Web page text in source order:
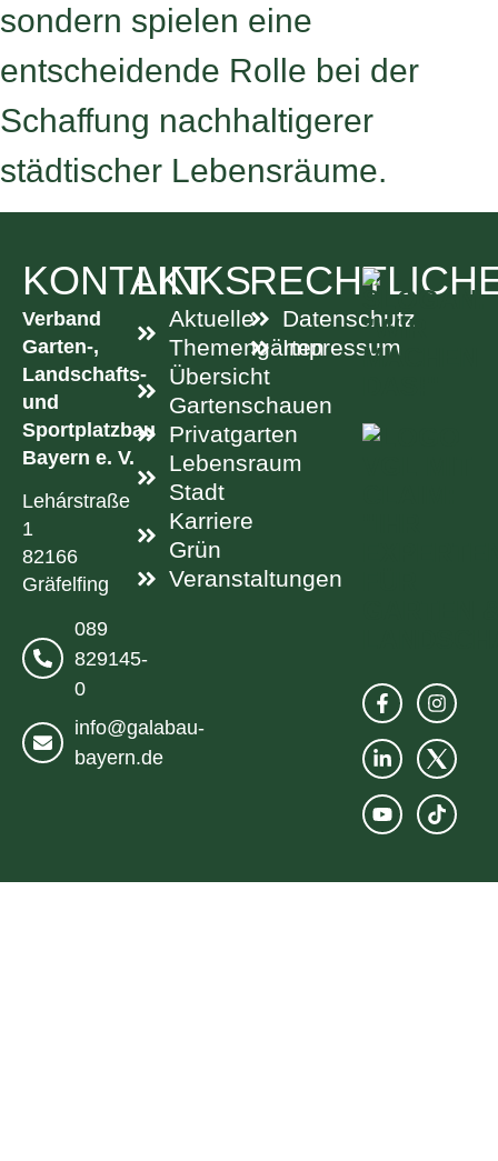
sondern spielen eine
entscheidende Rolle bei der
Schaffung nachhaltigerer
städtischer Lebensräume.
KONTAKT
Verband
Garten-,
Landschafts-
und
Sportplatzbau
Bayern e. V.
Lehárstraße
1
82166
Gräfelfing
089
829145-
0
info@galabau-
bayern.de
LINKS
Aktuelle
Themengärten
Übersicht
Gartenschauen
Privatgarten
Lebensraum
Stadt
Karriere
Grün
Veranstaltungen
Datenschutz
Impressum